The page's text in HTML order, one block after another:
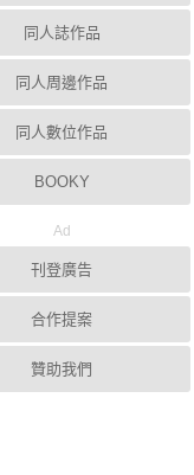
同人誌作品
同人周邊作品
同人數位作品
BOOKY
Ad
刊登廣告
合作提案
贊助我們